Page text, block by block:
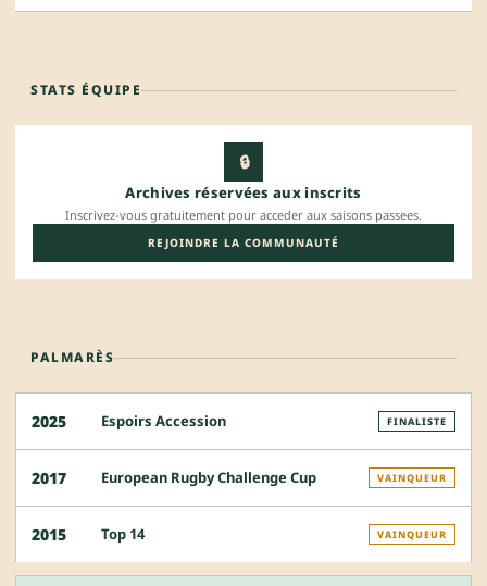
STATS ÉQUIPE
🔒
Archives réservées aux inscrits
Inscrivez-vous gratuitement pour acceder aux saisons passees.
REJOINDRE LA COMMUNAUTÉ
PALMARÈS
2025 Espoirs Accession FINALISTE
2017 European Rugby Challenge Cup VAINQUEUR
2015 Top 14 VAINQUEUR